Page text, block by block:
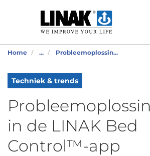
Home ... Probleemoplossin...
Techniek & trends
in de LINAK Bed
Control™-app